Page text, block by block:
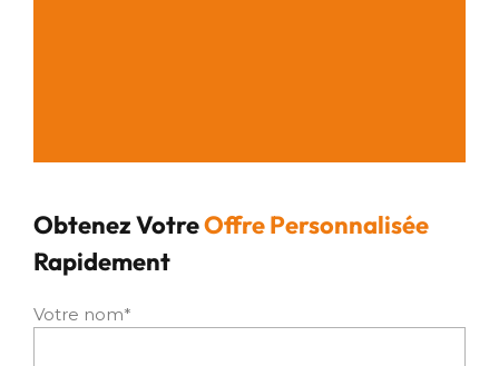
Obtenez VotreOffre Personnalisée
Rapidement
Votre nom*